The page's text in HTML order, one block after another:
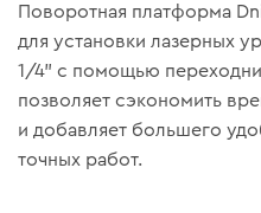
Поворотная платформа
для установки лазерных
1/4" с помощью
позволяет сэкономить
и добавляет большего
точных работ.